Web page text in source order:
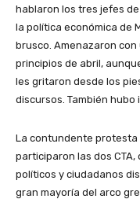
hablaron los tres jefes
la política económica de
brusco. Amenazaron
principios de abril,
les gritaron desde los
discursos. También hubo
La contundente protesta
participaron las dos
políticos y ciudadanos
gran mayoría del arco